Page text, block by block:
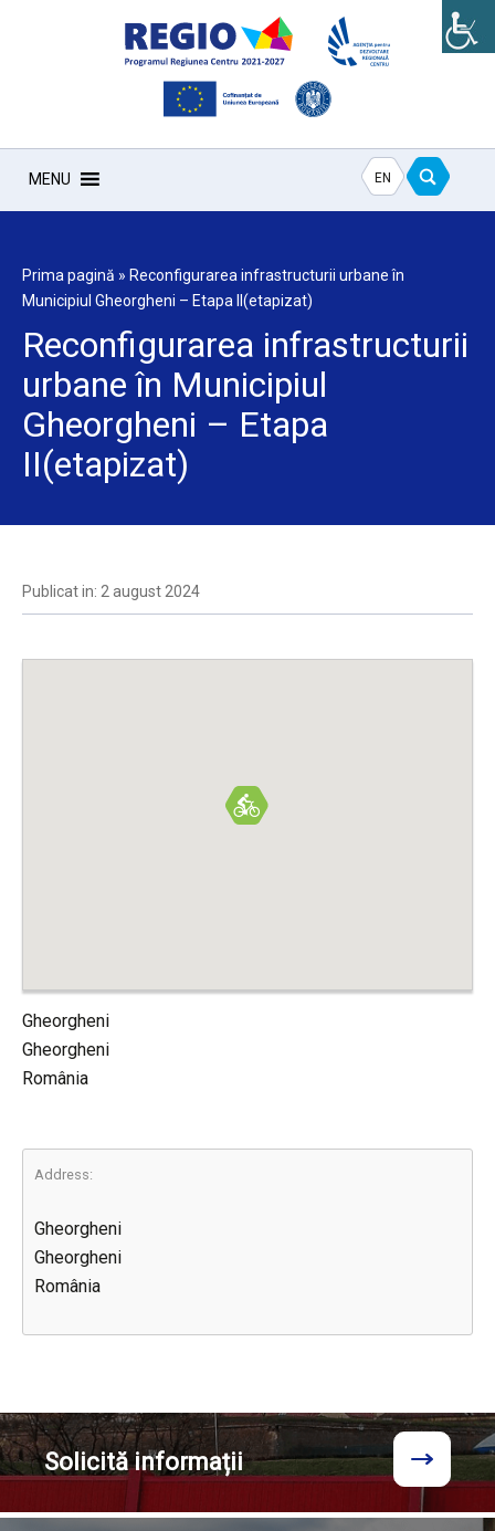
MENU EN
Prima pagină » Reconfigurarea infrastructurii urbane în
Municipiul Gheorgheni – Etapa II(etapizat)
Reconfigurarea infrastructurii
urbane în Municipiul
Gheorgheni – Etapa
II(etapizat)
Publicat in: 2 august 2024
Gheorgheni
Gheorgheni
România
Address:
Gheorgheni
Gheorgheni
România
Solicităinformații